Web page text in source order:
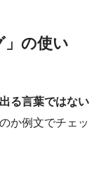
」の使い
る言葉ではない
か例文でチェッ